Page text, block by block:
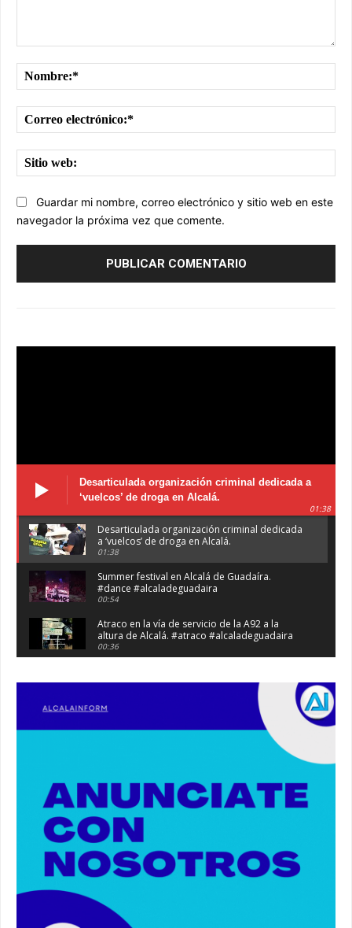
Guardar mi nombre, correo electrónico y sitio web en este
navegador la próxima vez que comente.
Desarticulada organización criminal dedicada a
‘vuelcos’ de droga en Alcalá.
01:38
Desarticulada organización criminal dedicada
a ‘vuelcos’ de droga en Alcalá.
01:38
Summer festival en Alcalá de Guadaíra.
#dance #alcaladeguadaira
00:54
Atraco en la vía de servicio de la A92 a la
altura de Alcalá. #atraco #alcaladeguadaira
00:36
Alcalá. #policia #narcos
Primeras 191 viviendas VPO en Alcalá de
Guadaíra. #alcaladeguadaira #vivienda #vpo
Premio de Medio Ambiente para el CEIP San
Mateo. #alcaladeguadaira #premios #colegio
03:01
Paseo de caballos. #alcaladeguadaira #ferias
#caballos
Un autobús ha golpeado a otro en el recinto
ferial. #accidente #alcaladeguadaira #ferias